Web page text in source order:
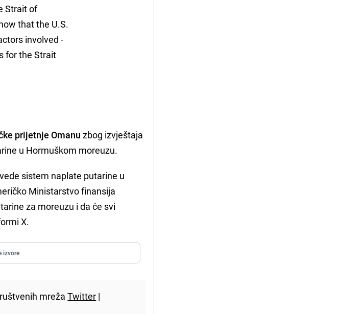
Strait of
that the U.S.
involved -
for the Strait
prijetnje Omanu zbog izvještaja
u Hormuškom moreuzu.
sistem naplate putarine u
Ministarstvo finansija
za moreuzu i da će svi
X.
izvore
mrežaTwitter |